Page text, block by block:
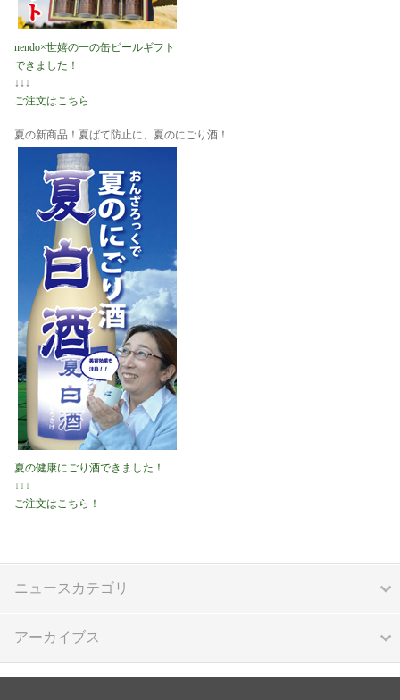
nendo×世嬉の一の缶ビールギフト
できました！
↓↓↓
ご注文はこちら
夏の新商品！夏ばて防止に、夏のにごり酒！
夏の健康にごり酒できました！
↓↓↓
ご注文はこちら！
ニュースカテゴリ
アーカイブス